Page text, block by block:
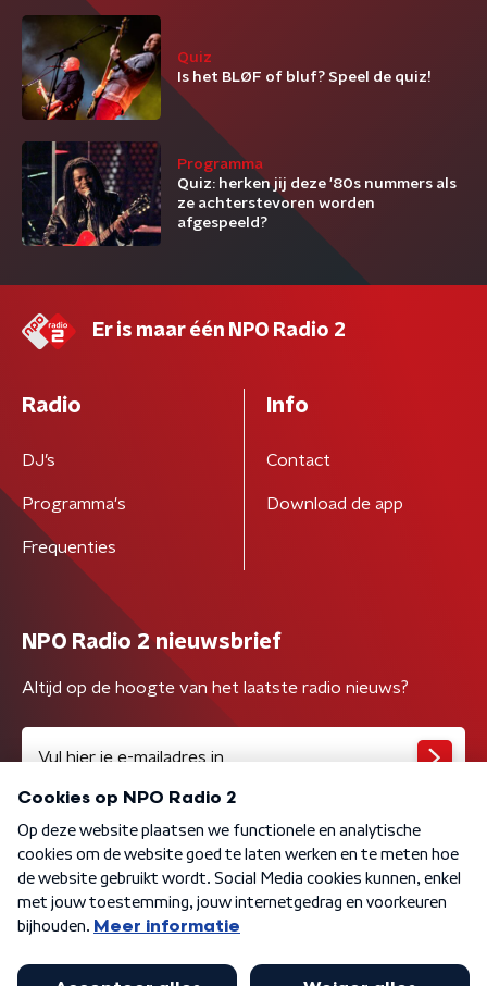
Quiz
Is het BLØF of bluf? Speel de quiz!
Programma
Quiz: herken jij deze '80s nummers als
ze achterstevoren worden
afgespeeld?
Er is maar één NPO Radio 2
Radio
DJ’s
Programma's
Frequenties
Info
Contact
Download de app
NPO Radio 2 nieuwsbrief
Altijd op de hoogte van het laatste radio nieuws?
Algemene voorwaarden